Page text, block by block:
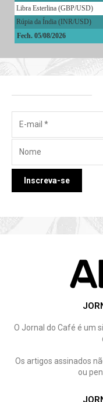
Libra Esterlina (GBP/USD)
Rúpia da Índia (INR/USD)
Fech. 05/08/2026
O Jornal do Café é um
Os artigos assinados
ou